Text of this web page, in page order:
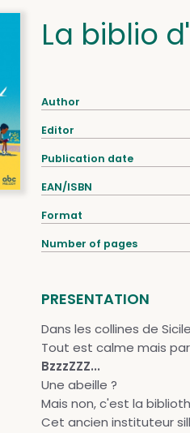
La biblio
Author
Editor
Publication date
EAN/ISBN
Format
Number of pages
PRESENTATION
Dans les collines de
Tout est calme mais
BzzzZZZ...
Une abeille ?
Mais non, c'est la
Cet ancien instituteur